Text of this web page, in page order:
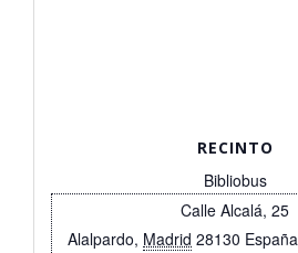
RECINTO
Bibliobus
Calle Alcalá, 25
Alalpardo, Madrid 28130 España